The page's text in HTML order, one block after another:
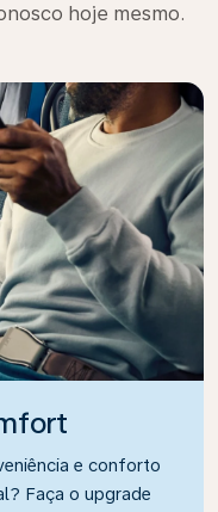
hoje mesmo.
e conforto
Faça o upgrade